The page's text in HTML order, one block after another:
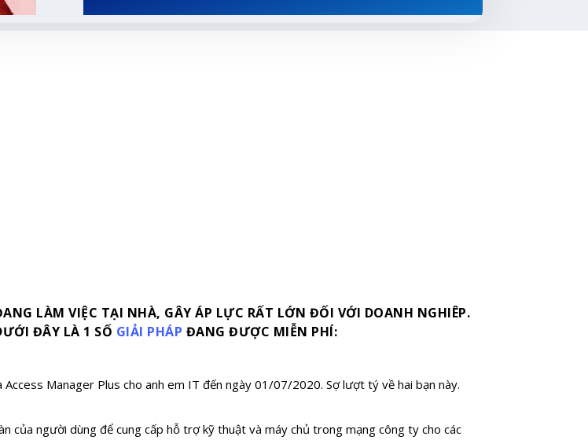
LÀM VIỆC TẠI NHÀ, GÂY ÁP LỰC RẤT LỚN ĐỐI VỚI DOANH NGHIÊP.
ĐÂY LÀ 1 SỐ GIẢI PHÁP ĐANG ĐƯỢC MIỄN PHÍ:
Manager Plus cho anh em IT đến ngày 01/07/2020. Sợ lượt tý về hai bạn này.
của người dùng để cung cấp hỗ trợ kỹ thuật và máy chủ trong mạng công ty cho các